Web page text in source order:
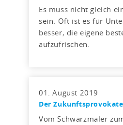
Es muss nicht gleich
sein. Oft ist es für
besser, die eigene
aufzufrischen.
01. August 2019
Der
Vom Schwarzmaler